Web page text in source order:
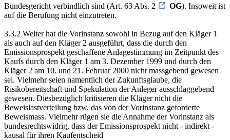
Bundesgericht verbindlich sind (Art. 63 Abs. 2
OG). Insoweit ist
auf die Berufung nicht einzutreten.
3.3.2 Weiter hat die Vorinstanz sowohl in Bezug auf den Kläger 1
als auch auf den Kläger 2 ausgeführt, dass die durch den
Emissionsprospekt geschaffene Anlagestimmung im Zeitpunkt des
Kaufs durch den Kläger 1 am 3. Dezember 1999 und durch den
Kläger 2 am 10. und 21. Februar 2000 nicht massgebend gewesen
sei. Vielmehr seien namentlich der Zukunftsglaube, die
Risikobereitschaft und Spekulation der Anleger ausschlaggebend
gewesen. Diesbezüglich kritisieren die Kläger nicht die
Beweislastverteilung bzw. das von der Vorinstanz geforderte
Beweismass. Vielmehr rügen sie die Annahme der Vorinstanz als
bundesrechtswidrig, dass der Emissionsprospekt nicht - indirekt -
kausal für ihren Kaufentscheid